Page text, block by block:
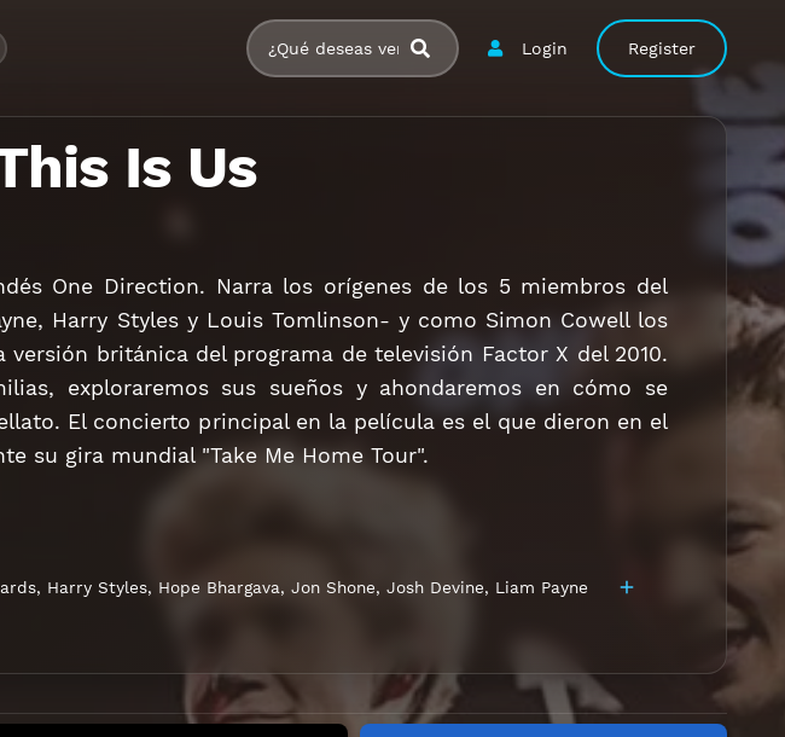
Login Register
Is Us
One Direction. Narra los orígenes de los 5 miembros del
Harry Styles y Louis Tomlinson- y como Simon Cowell los
británica del programa de televisión Factor X del 2010.
exploraremos sus sueños y ahondaremos en cómo se
El concierto principal en la película es el que dieron en el
su gira mundial "Take Me Home Tour".
, Harry Styles, Hope Bhargava, Jon Shone, Josh Devine, Liam Payne